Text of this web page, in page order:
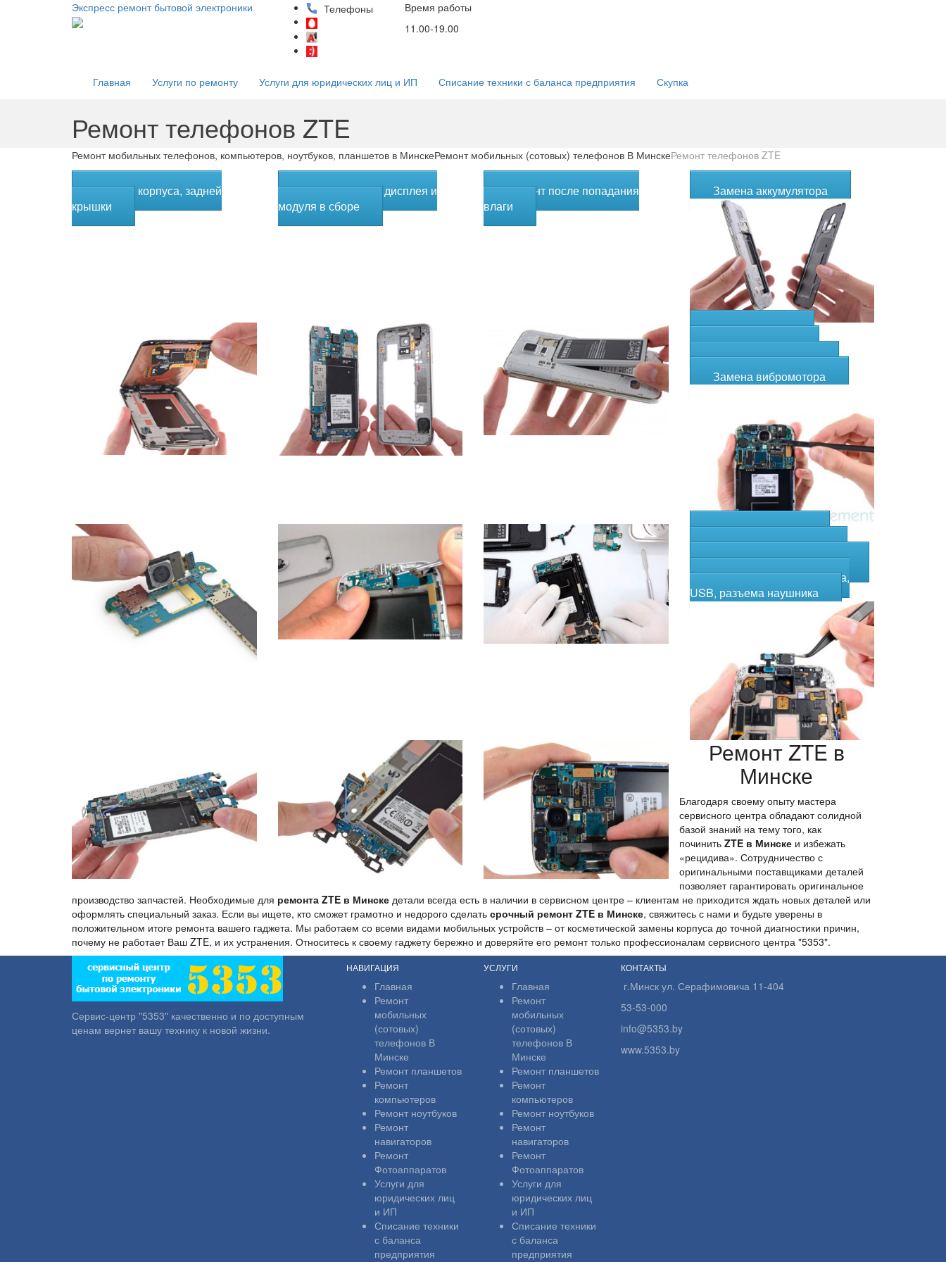
Экспресс ремонт бытовой электроники
Телефоны
Время работы
11.00-19.00
Главная Услуги по ремонту Услуги для юридических лиц и ИП Списание техники с баланса предприятия Скупка
Ремонт телефонов ZTE
Ремонт мобильных телефонов, компьютеров, ноутбуков, планшетов в МинскеРемонт мобильных (сотовых) телефонов В МинскеРемонт телефонов ZTE
Замена корпуса, задней
крышки
Замена стекла, дисплея и
модуля в сборе
Ремонт после попадания
влаги
Замена аккумулятора
Замена кнопок
Замена камеры
Замена микрофона
Замена вибромотора
Замена динамика
Замена модуля Wi-Fi
Замена нижнего шлейфа
Замена зарядного гнезда,
USB, разъема наушника
Ремонт ZTE в
Минске
Благодаря своему опыту мастера
сервисного центра обладают солидной
базой знаний на тему того, как
починить ZTE в Минскеи избежать
«рецидива». Сотрудничество с
оригинальными поставщиками деталей
позволяет гарантировать оригинальное
производство запчастей. Необходимые для ремонта ZTE в Минске детали всегда есть в наличии в сервисном центре – клиентам не приходится ждать новых деталей или
оформлять специальный заказ. Если вы ищете, кто сможет грамотно и недорого сделать срочный ремонт ZTE в Минске, свяжитесь с нами и будьте уверены в
положительном итоге ремонта вашего гаджета. Мы работаем со всеми видами мобильных устройств – от косметической замены корпуса до точной диагностики причин,
почему не работает Ваш ZTE, и их устранения. Относитесь к своему гаджету бережно и доверяйте его ремонт только профессионалам сервисного центра "5353".
Сервис-центр "5353" качественно и по доступным
ценам вернет вашу технику к новой жизни.
НАВИГАЦИЯ
Главная
Ремонт
мобильных
(сотовых)
телефонов В
Минске
Ремонт планшетов
Ремонт
компьютеров
Ремонт ноутбуков
Ремонт
навигаторов
Ремонт
Фотоаппаратов
Услуги для
юридических лиц
и ИП
Списание техники
с баланса
предприятия
УСЛУГИ
Главная
Ремонт
мобильных
(сотовых)
телефонов В
Минске
Ремонт планшетов
Ремонт
компьютеров
Ремонт ноутбуков
Ремонт
навигаторов
Ремонт
Фотоаппаратов
Услуги для
юридических лиц
и ИП
Списание техники
с баланса
предприятия
КОНТАКТЫ
г.Минск ул. Серафимовича 11-404
53-53-000
info@5353.by
www.5353.by